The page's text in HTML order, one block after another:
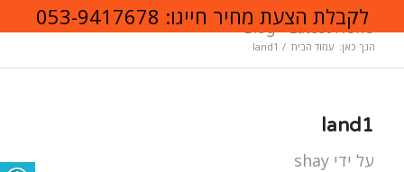
לקבלת הצעת מחיר חייגו: 053-9417678 Blog - Latest News
הנך כאן: עמוד הבית /
land1
land1
על ידי shay